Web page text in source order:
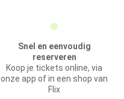
Snel en eenvoudig
reserveren
Koop je tickets online, via
onze app of in een shop van
Flix